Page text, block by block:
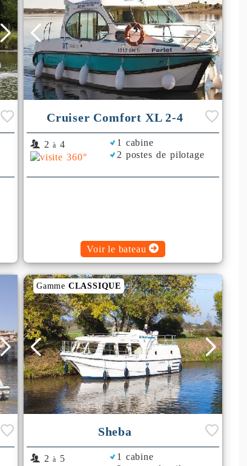
Cruiser Comfort XL 2-4
2 à 4
1 cabine
2 postes de pilotage
Voir le bateau
Gamme CLASSIQUE
Sheba
2 à 5
1 cabine